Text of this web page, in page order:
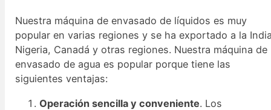
Nuestra máquina de envasado de líquidos es muy
popular en varias regiones y se ha exportado a la
Nigeria, Canadá y otras regiones. Nuestra máquina de
envasado de agua es popular porque tiene las
siguientes ventajas:
Operación sencilla y conveniente. Los